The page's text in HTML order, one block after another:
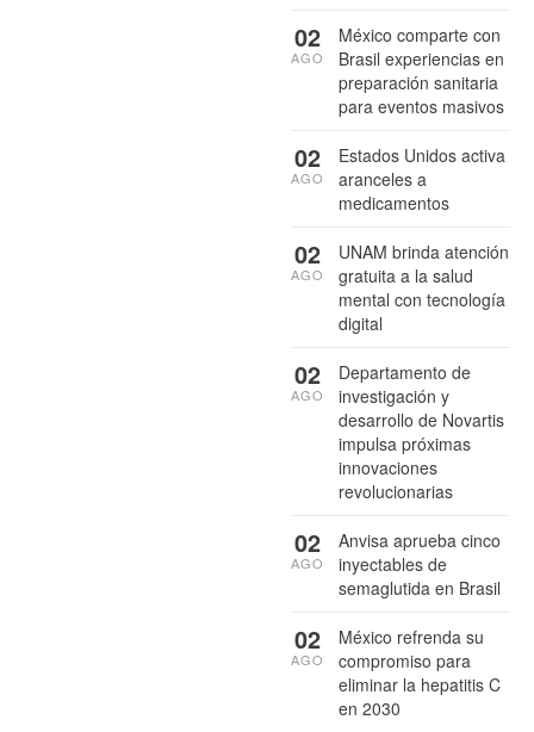
México comparte con
Brasil experiencias en
preparación sanitaria
para eventos masivos
02
AGO
Estados Unidos activa
aranceles a
medicamentos
02
AGO
UNAM brinda atención
gratuita a la salud
mental con tecnología
digital
02
AGO
Departamento de
investigación y
desarrollo de Novartis
impulsa próximas
innovaciones
revolucionarias
02
AGO
Anvisa aprueba cinco
inyectables de
semaglutida en Brasil
02
AGO
México refrenda su
compromiso para
eliminar la hepatitis C
en 2030
02
AGO